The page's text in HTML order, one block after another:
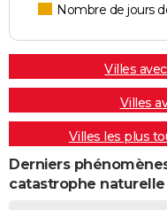
Nombre de jours
Villes
Villes
Villes les plus
Derniers
catastrophe naturelle